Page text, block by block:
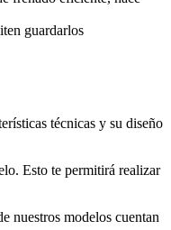
guardarlos
técnicas y su diseño
Esto te permitirá realizar
nuestros modelos cuentan